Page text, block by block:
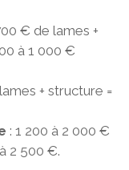
€ de lames +
à 1 000 €
+ structure =
: 1 200 à 2 000 €
2 500 €.